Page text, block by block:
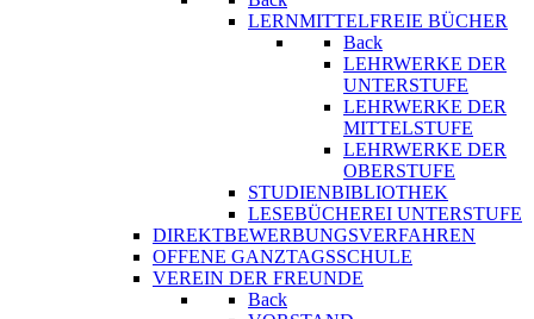
LERNMITTELFREIE BÜCHER
Back
LEHRWERKE DER
UNTERSTUFE
LEHRWERKE DER
MITTELSTUFE
LEHRWERKE DER
OBERSTUFE
STUDIENBIBLIOTHEK
LESEBÜCHEREI UNTERSTUFE
DIREKTBEWERBUNGSVERFAHREN
OFFENE GANZTAGSSCHULE
VEREIN DER FREUNDE
Back